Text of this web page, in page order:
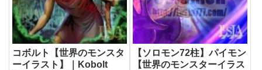
コボルト【世界のモンスタ
ーイラスト】｜Kobolt
【ソロモン72柱】パイモン
【世界のモンスターイラス